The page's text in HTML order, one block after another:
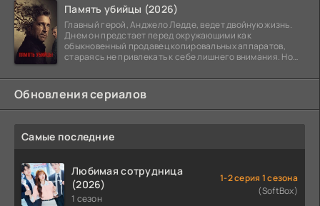
Память убийцы (2026)
Главный герой, Анджело Ледде, ведет двойную жизнь.
Днем он предстает перед окружающими как
обыкновенный продавец копировальных аппаратов,
стараясь не привлекать к себе лишнего внимания. Но
Обновления сериалов
Самые последние
Любимая сотрудница
(2026)
1 сезон
1-2 серия 1 сезона
(SoftBox)